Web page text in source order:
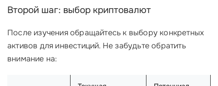
Второй шаг: выбор криптовалют
После изучения обращайтесь к выбору конкретных
активов для инвестиций. Не забудьте обратить
внимание на: